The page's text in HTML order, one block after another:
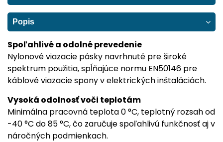
Popis
Spoľahlivé a odolné prevedenie
Nylonové viazacie pásky navrhnuté pre široké
spektrum použitia, spĺňajúce normu EN50146 pre
káblové viazacie spony v elektrických inštaláciách.
Vysoká odolnosť voči teplotám
Minimálna pracovná teplota 0 °C, teplotný rozsah od
-40 °C do 85 °C, čo zaručuje spoľahlivú funkčnosť aj v
náročných podmienkach.